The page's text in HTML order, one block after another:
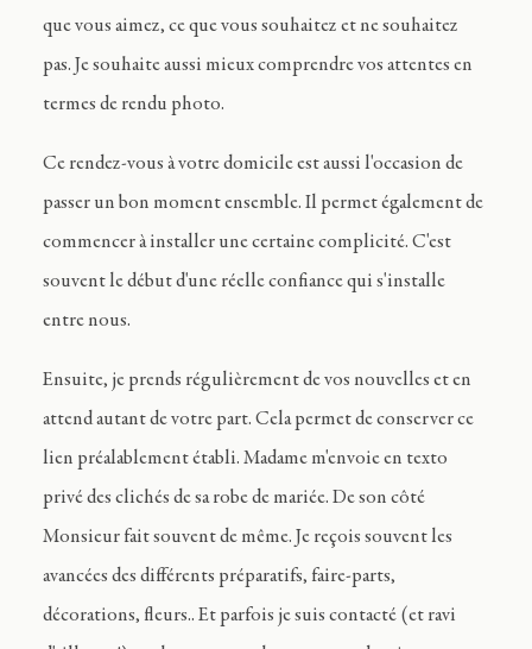
que vous aimez, ce que vous souhaitez et ne souhaitez
pas. Je souhaite aussi mieux comprendre vos attentes en
termes de rendu photo.
Ce rendez-vous à votre domicile est aussi l'occasion de
passer un bon moment ensemble. Il permet également de
commencer à installer une certaine complicité. C'est
souvent le début d'une réelle confiance qui s'installe
entre nous.
Ensuite, je prends régulièrement de vos nouvelles et en
attend autant de votre part. Cela permet de conserver ce
lien préalablement établi. Madame m'envoie en texto
privé des clichés de sa robe de mariée. De son côté
Monsieur fait souvent de même. Je reçois souvent les
avancées des différents préparatifs, faire-parts,
décorations, fleurs.. Et parfois je suis contacté (et ravi